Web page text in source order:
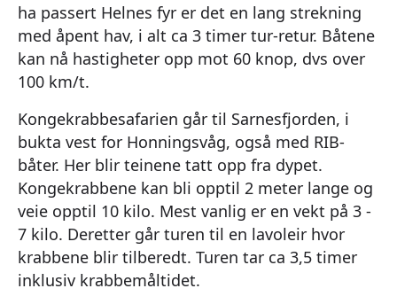
ha passert Helnes fyr er det en lang strekning
med åpent hav, i alt ca 3 timer tur-retur. Båtene
kan nå hastigheter opp mot 60 knop, dvs over
100 km/t.
Kongekrabbesafarien går til Sarnesfjorden, i
bukta vest for Honningsvåg, også med RIB-
båter. Her blir teinene tatt opp fra dypet.
Kongekrabbene kan bli opptil 2 meter lange og
veie opptil 10 kilo. Mest vanlig er en vekt på 3 -
7 kilo. Deretter går turen til en lavoleir hvor
krabbene blir tilberedt. Turen tar ca 3,5 timer
inklusiv krabbemåltidet.